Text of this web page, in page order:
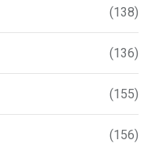
(138)
(136)
(155)
(156)